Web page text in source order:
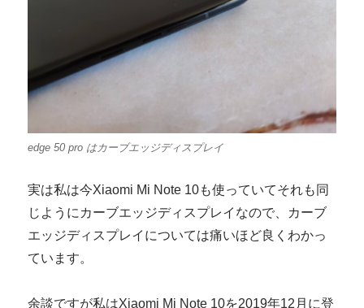
edge 50 pro はカーブエッジディスプレイ
実は私は今Xiaomi Mi Note 10も使っていてそれも同
じようにカーブエッジディスプレイなので、カーブ
エッジディスプレイについては痛いほど良くわかっ
ています。
余談ですが私はXiaomi Mi Note 10を2019年12月に登